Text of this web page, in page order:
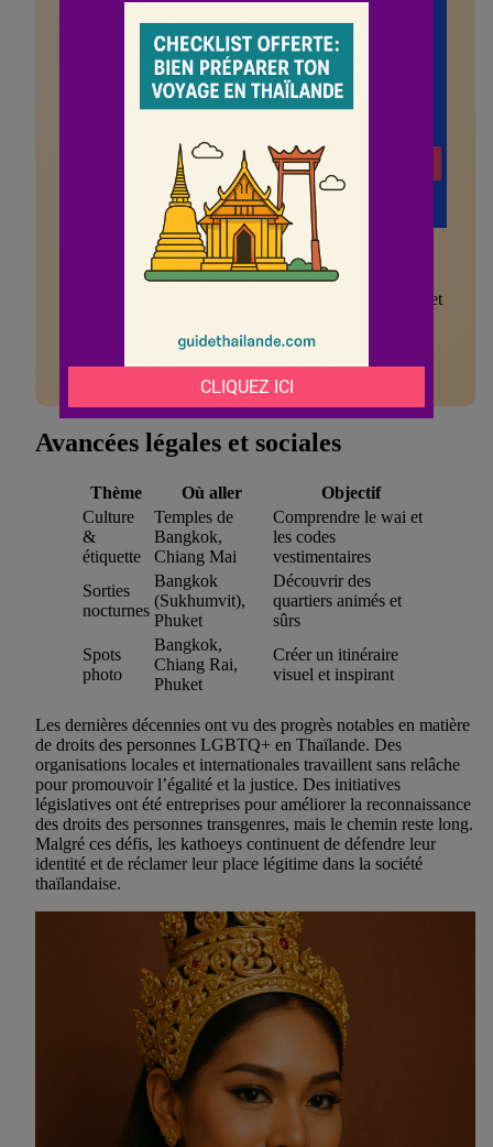
Pas de reconnaissance legale du changement de
Discrimination persistante dans l’emploi formel et
Stereotypes touristiques qui reduisent une
Avancées légales et sociales
Thème Où aller
Objectif
Culture
&
étiquette
Temples de
Bangkok,
Chiang Mai
Comprendre le wai et
les codes
vestimentaires
Sorties
nocturnes
Bangkok
(Sukhumvit),
Phuket
Découvrir des
quartiers animés et
sûrs
Spots
photo
Bangkok,
Chiang Rai,
Phuket
Créer un itinéraire
visuel et inspirant
Les dernières décennies ont vu des progrès notables en matière
de droits des personnes LGBTQ+ en Thaïlande. Des
organisations locales et internationales travaillent sans relâche
pour promouvoir l’égalité et la justice. Des initiatives
législatives ont été entreprises pour améliorer la reconnaissance
des droits des personnes transgenres, mais le chemin reste long.
Malgré ces défis, les kathoeys continuent de défendre leur
identité et de réclamer leur place légitime dans la société
thaïlandaise.